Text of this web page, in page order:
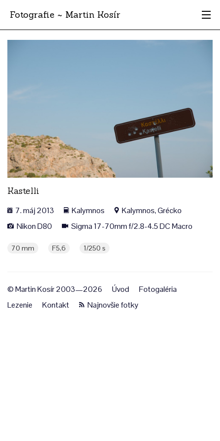
Fotografie ~ Martin Kosír
Moje obľúbené
Miesta
Vyhľadávanie
Kastelli
7. máj 2013 Kalymnos
Kalymnos, Grécko
Nikon D80
Sigma 17-70mm f/2.8-4.5 DC Macro
70 mm F5,6 1/250 s
© Martin Kosír 2003—2026 Úvod
Fotogaléria
Lezenie
Kontakt Najnovšie fotky